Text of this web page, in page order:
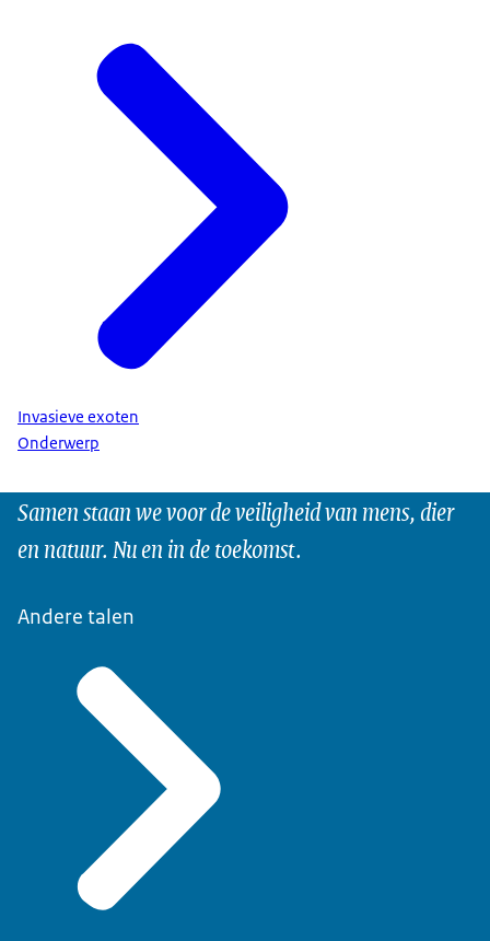
Invasieve exoten
Onderwerp
Samen staan we voor de veiligheid van mens, dier
en natuur. Nu en in de toekomst.
Andere talen